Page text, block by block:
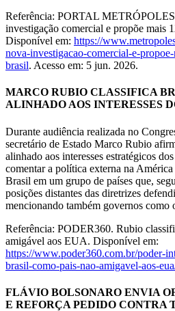
Referência: PORTAL
investigação comercial e propõe mais
Disponível em: https://
nova-investigacao-comercial-e-
brasil. Acesso em: 5 jun. 2026.
MARCO RUBIO CLASSIFICA
ALINHADO AOS INTERESSES
Durante audiência realizada no
secretário de Estado Marco Rubio
alinhado aos interesses estratégicos
comentar a política externa na
Brasil em um grupo de países que,
posições distantes das diretrizes
mencionando também governos como
Referência: PODER360. Rubio
amigável aos EUA. Disponível em:
https://www.poder360.com.br/poder-
brasil-como-pais-nao-amigavel-aos-
FLÁVIO BOLSONARO ENVIA
E REFORÇA PEDIDO CONTRA